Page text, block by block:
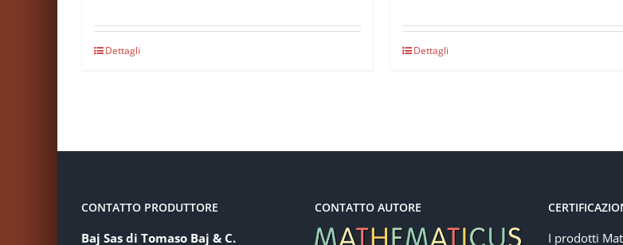
Dettagli Dettagli
CONTATTO PRODUTTORE
Baj Sas di Tomaso Baj & C.
CONTATTO AUTORE
I prodotti